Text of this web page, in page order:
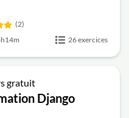
(2)
26 exercices
gratuit
Django